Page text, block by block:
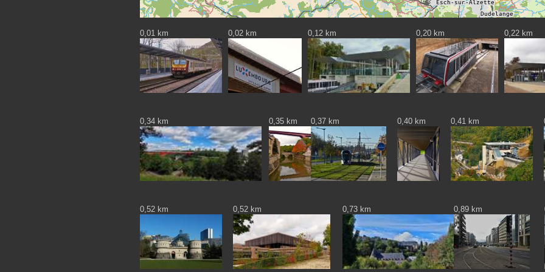
0,01 km 0,02 km 0,12 km 0,20 km 0,22 km
0,34 km 0,35 km 0,37 km 0,40 km 0,41 km
0,52 km 0,52 km 0,73 km 0,89 km